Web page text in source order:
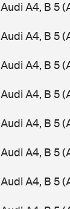
Audi A4, B 5
Audi A4, B 5
Audi A4, B 5
Audi A4, B 5
Audi A4, B 5
Audi A4, B 5
Audi A4, B 5